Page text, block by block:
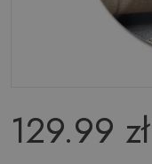
129.99 zł